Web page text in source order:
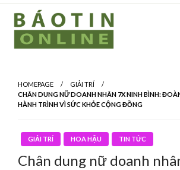
Skip
content
HOMEPAGE
GIẢI TRÍ
CHÂN DUNG NỮ DOANH NHÂN 7X NINH BÌNH:
HÀNH TRÌNH VÌ SỨC KHỎE CỘNG ĐỒNG
GIẢI TRÍ HOA HẬU TIN TỨC
Chân dung nữ doanh